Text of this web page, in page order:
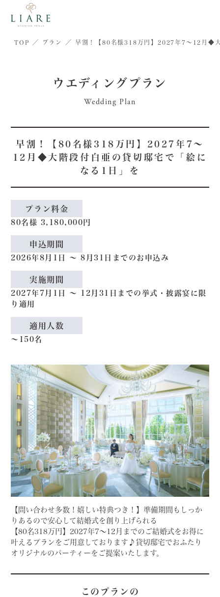
TOP プラン 早割！【80名様318万円】2027年7～12月◆
ウエディングプラン
Wedding Plan
早割！【80名様318万円】2027年7～
12月◆大階段付白亜の貸切邸宅で「絵に
なる1日」を
プラン料金
80名様 3,180,000 円
申込期間
2026年8月1日 ～ 8月31日までのお申込み
実施期間
2027年7月1日 〜 12月31日までの挙式・披露宴に限
り適用
適用人数
〜150名
【問い合わせ多数！嬉しい特典つき！】準備期間もしっか
りあるので安心して結婚式を創り上げられる
【80名318万円】2027年7～12月までのご結婚式をお得に
叶えるプランをご用意しております♪貸切邸宅でおふたり
オリジナルのパーティーをご提案いたします。
このプランの